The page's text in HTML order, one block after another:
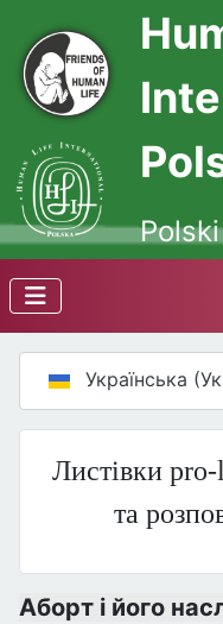
Оберіть свою мову
Українська
Листівки
та
Аборт і його